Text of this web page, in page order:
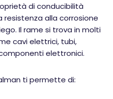
di conducibilità
alla corrosione
Il rame si trova in molti
cavi elettrici, tubi,
elettronici.
ti permette di: